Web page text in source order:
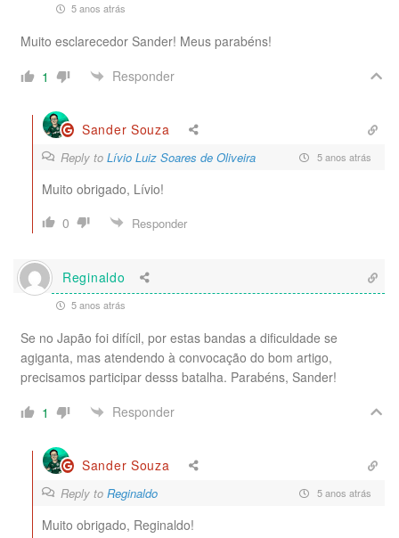
5 anos atrás
Muito esclarecedor Sander! Meus parabéns!
1
Responder
Sander Souza
Reply to Lívio Luiz Soares de Oliveira 5 anos atrás
Muito obrigado, Lívio!
0
Responder
Reginaldo
5 anos atrás
Se no Japão foi difícil, por estas bandas a dificuldade se
agiganta, mas atendendo à convocação do bom artigo,
precisamos participar desss batalha. Parabéns, Sander!
1
Responder
Sander Souza
Reply to Reginaldo 5 anos atrás
Muito obrigado, Reginaldo!